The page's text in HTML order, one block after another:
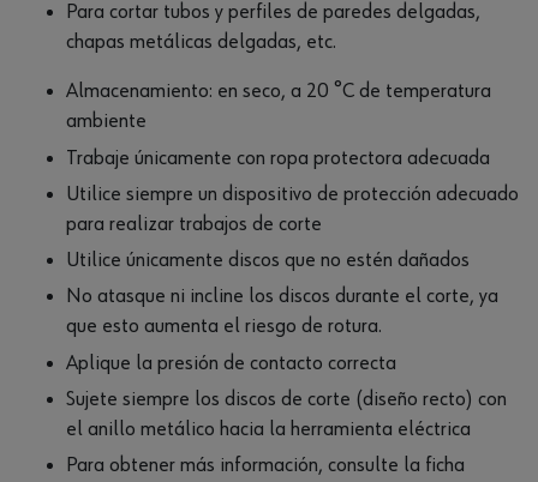
Para cortar tubos y perfiles de paredes delgadas,
chapas metálicas delgadas, etc.
Almacenamiento: en seco, a 20 °C de temperatura
ambiente
Trabaje únicamente con ropa protectora adecuada
Utilice siempre un dispositivo de protección adecuado
para realizar trabajos de corte
Utilice únicamente discos que no estén dañados
No atasque ni incline los discos durante el corte, ya
que esto aumenta el riesgo de rotura.
Aplique la presión de contacto correcta
Sujete siempre los discos de corte (diseño recto) con
el anillo metálico hacia la herramienta eléctrica
Para obtener más información, consulte la ficha